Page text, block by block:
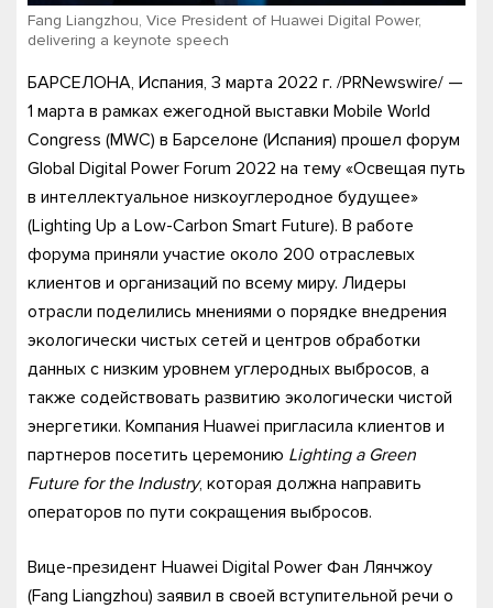
Fang Liangzhou, Vice President of Huawei Digital Power,
delivering a keynote speech
БАРСЕЛОНА, Испания, 3 марта 2022 г. /PRNewswire/ —
1 марта в рамках ежегодной выставки Mobile World
Congress (MWC) в Барселоне (Испания) прошел форум
Global Digital Power Forum 2022 на тему «Освещая путь
в интеллектуальное низкоуглеродное будущее»
(Lighting Up a Low-Carbon Smart Future). В работе
форума приняли участие около 200 отраслевых
клиентов и организаций по всему миру. Лидеры
отрасли поделились мнениями о порядке внедрения
экологически чистых сетей и центров обработки
данных с низким уровнем углеродных выбросов, а
также содействовать развитию экологически чистой
энергетики. Компания Huawei пригласила клиентов и
партнеров посетить церемонию Lighting a Green
Future for the Industry, которая должна направить
операторов по пути сокращения выбросов.
Вице-президент Huawei Digital Power Фан Лянчжоу
(Fang Liangzhou) заявил в своей вступительной речи о